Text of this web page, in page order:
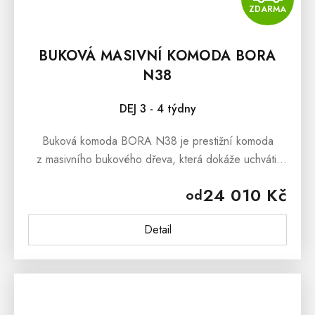
ZDARMA
BUKOVÁ MASIVNÍ KOMODA BORA
N38
DEJ 3 - 4 týdny
od24 010 Kč
Detail
Buková komoda BORA N38 je prestižní komoda
z masivního bukového dřeva, která dokáže uchvátit
vzhledem.Buková šuplíková komoda BORA N38 je...